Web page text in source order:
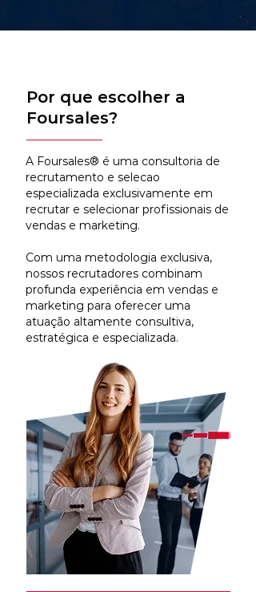
Por que escolher a
Foursales?
A Foursales® é uma consultoria de
recrutamento e selecao
especializada exclusivamente em
recrutar e selecionar profissionais de
vendas e marketing.
Com uma metodologia exclusiva,
nossos recrutadores combinam
profunda experiência em vendas e
marketing para oferecer uma
atuação altamente consultiva,
estratégica e especializada.